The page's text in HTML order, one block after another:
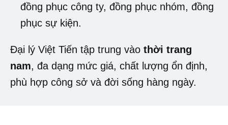
đồng phục công ty, đồng phục nhóm, đồng
phục sự kiện.
Đại lý Việt Tiến tập trung vào thời trang
nam, đa dạng mức giá, chất lượng ổn định,
phù hợp công sở và đời sống hàng ngày.